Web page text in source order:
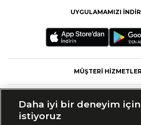
UYGULAMAMIZI
MÜŞTERİ
Daha iyi bir deneyim
istiyoruz